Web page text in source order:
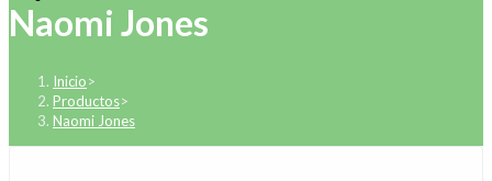
Naomi Jones
Inicio>
Productos>
Naomi Jones